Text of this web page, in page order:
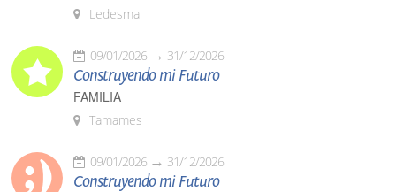
Ledesma
09/01/2026 31/12/2026
Construyendo mi Futuro
FAMILIA
Tamames
09/01/2026 31/12/2026
Construyendo mi Futuro